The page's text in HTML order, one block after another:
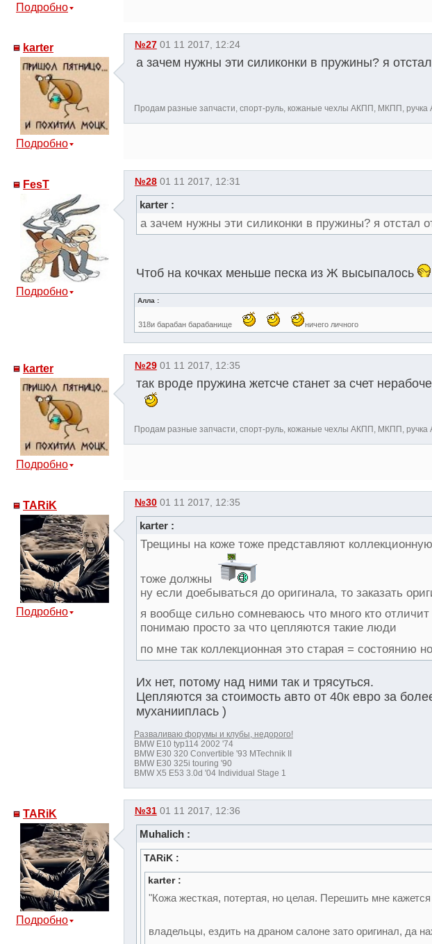
Подробно
karter
Подробно
№27 01 11 2017, 12:24
а зачем нужны эти силиконки в пружины? я
Продам разные запчасти, спорт-руль, кожаные чехлы АКПП, МКПП,
FesT
Подробно
№28 01 11 2017, 12:31
karter :
а зачем нужны эти силиконки в пружины? я отстал
Чтоб на кочках меньше песка из Ж высыпалось
Алла :
318и барабан барабанище ничего личного
karter
Подробно
№29 01 11 2017, 12:35
так вроде пружина жетсче станет за счет
Продам разные запчасти, спорт-руль, кожаные чехлы АКПП, МКПП,
TARiK
Подробно
№30 01 11 2017, 12:35
karter :
Трещины на коже тоже представляют
тоже должны
ну если доебываться до оригинала, то заказать
я вообще сильно сомневаюсь что много кто
понимаю просто за что цепляются такие люди
по мне так коллекционная это старая = состоянию
Их нет, потому над ними так и трясуться.
Цепляются за стоимость авто от 40к евро за
муханииплась )
Разваливаю форумы и клубы, недорого!
BMW E10 typ114 2002 '74
BMW E30 320 Convertible '93 MTechnik II
BMW E30 325i touring '90
BMW X5 E53 3.0d '04 Individual Stage 1
TARiK
Подробно
№31 01 11 2017, 12:36
Muhalich :
TARiK :
karter :
"Кожа жесткая, потертая, но целая. Перешить мне
владельцы, ездить на драном салоне зато оригинал, да